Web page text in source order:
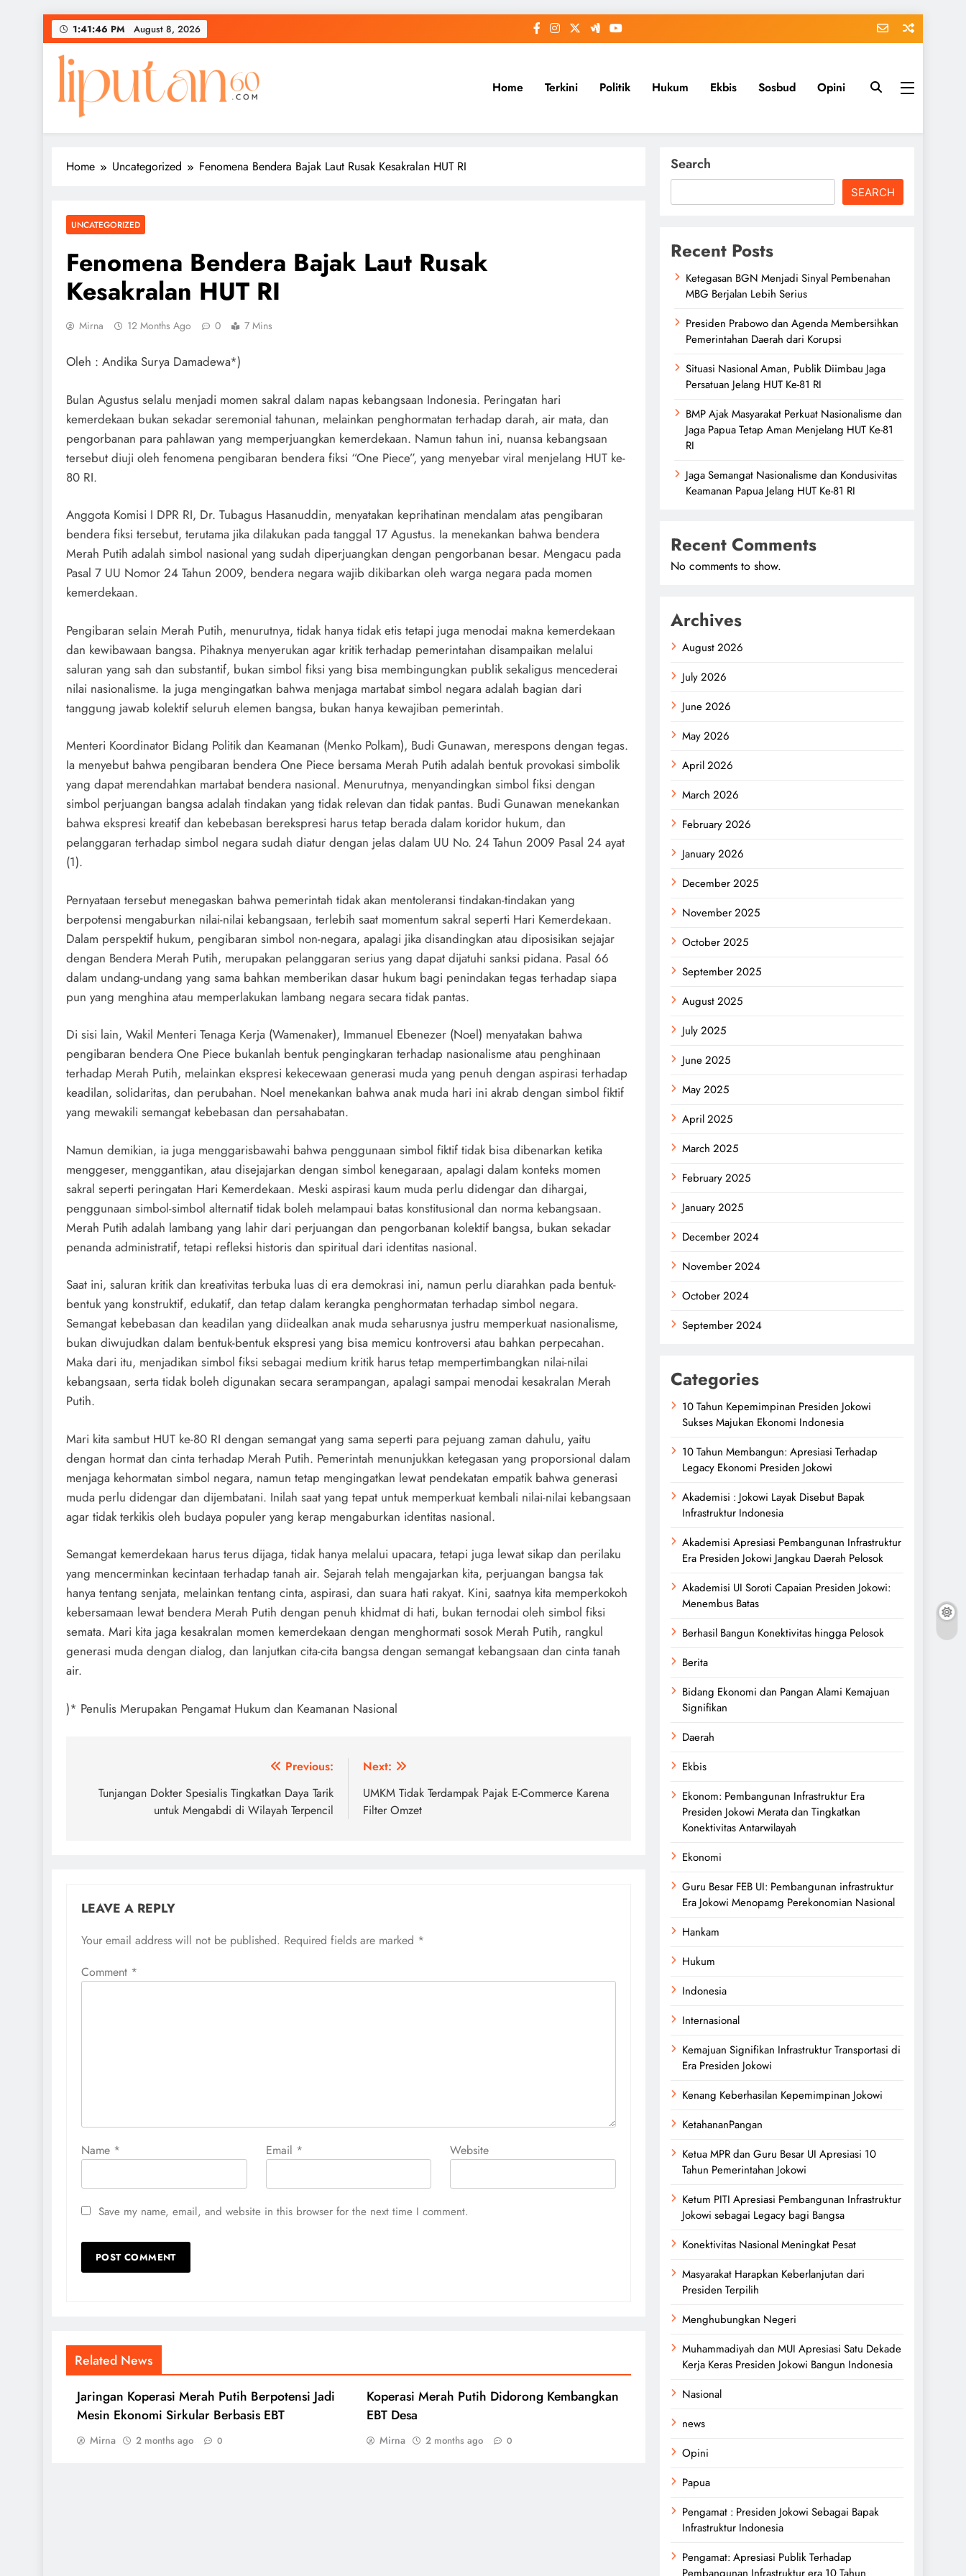
Skip
to
content
1:41:47 PM August 8, 2026
Home Terkini Politik Hukum Ekbis Sosbud Opini
Home Uncategorized Fenomena Bendera Bajak Laut Rusak Kesakralan HUT RI
UNCATEGORIZED
Fenomena Bendera Bajak Laut Rusak
Kesakralan HUT RI
Mirna 12 Months Ago 0 7 Mins
Oleh : Andika Surya Damadewa*)
Bulan Agustus selalu menjadi momen sakral dalam napas kebangsaan Indonesia. Peringatan hari
kemerdekaan bukan sekadar seremonial tahunan, melainkan penghormatan terhadap darah, air mata, dan
pengorbanan para pahlawan yang memperjuangkan kemerdekaan. Namun tahun ini, nuansa kebangsaan
tersebut diuji oleh fenomena pengibaran bendera fiksi “One Piece”, yang menyebar viral menjelang HUT ke-
80 RI.
Anggota Komisi I DPR RI, Dr. Tubagus Hasanuddin, menyatakan keprihatinan mendalam atas pengibaran
bendera fiksi tersebut, terutama jika dilakukan pada tanggal 17 Agustus. Ia menekankan bahwa bendera
Merah Putih adalah simbol nasional yang sudah diperjuangkan dengan pengorbanan besar. Mengacu pada
Pasal 7 UU Nomor 24 Tahun 2009, bendera negara wajib dikibarkan oleh warga negara pada momen
kemerdekaan.
Pengibaran selain Merah Putih, menurutnya, tidak hanya tidak etis tetapi juga menodai makna kemerdekaan
dan kewibawaan bangsa. Pihaknya menyerukan agar kritik terhadap pemerintahan disampaikan melalui
saluran yang sah dan substantif, bukan simbol fiksi yang bisa membingungkan publik sekaligus mencederai
nilai nasionalisme. Ia juga mengingatkan bahwa menjaga martabat simbol negara adalah bagian dari
tanggung jawab kolektif seluruh elemen bangsa, bukan hanya kewajiban pemerintah.
Menteri Koordinator Bidang Politik dan Keamanan (Menko Polkam), Budi Gunawan, merespons dengan tegas.
Ia menyebut bahwa pengibaran bendera One Piece bersama Merah Putih adalah bentuk provokasi simbolik
yang dapat merendahkan martabat bendera nasional. Menurutnya, menyandingkan simbol fiksi dengan
simbol perjuangan bangsa adalah tindakan yang tidak relevan dan tidak pantas. Budi Gunawan menekankan
bahwa ekspresi kreatif dan kebebasan berekspresi harus tetap berada dalam koridor hukum, dan
pelanggaran terhadap simbol negara sudah diatur dengan jelas dalam UU No. 24 Tahun 2009 Pasal 24 ayat
(1).
Pernyataan tersebut menegaskan bahwa pemerintah tidak akan mentoleransi tindakan-tindakan yang
berpotensi mengaburkan nilai-nilai kebangsaan, terlebih saat momentum sakral seperti Hari Kemerdekaan.
Dalam perspektif hukum, pengibaran simbol non-negara, apalagi jika disandingkan atau diposisikan sejajar
dengan Bendera Merah Putih, merupakan pelanggaran serius yang dapat dijatuhi sanksi pidana. Pasal 66
dalam undang-undang yang sama bahkan memberikan dasar hukum bagi penindakan tegas terhadap siapa
pun yang menghina atau memperlakukan lambang negara secara tidak pantas.
Di sisi lain, Wakil Menteri Tenaga Kerja (Wamenaker), Immanuel Ebenezer (Noel) menyatakan bahwa
pengibaran bendera One Piece bukanlah bentuk pengingkaran terhadap nasionalisme atau penghinaan
terhadap Merah Putih, melainkan ekspresi kekecewaan generasi muda yang penuh dengan aspirasi terhadap
keadilan, solidaritas, dan perubahan. Noel menekankan bahwa anak muda hari ini akrab dengan simbol fiktif
yang mewakili semangat kebebasan dan persahabatan.
Namun demikian, ia juga menggarisbawahi bahwa penggunaan simbol fiktif tidak bisa dibenarkan ketika
menggeser, menggantikan, atau disejajarkan dengan simbol kenegaraan, apalagi dalam konteks momen
sakral seperti peringatan Hari Kemerdekaan. Meski aspirasi kaum muda perlu didengar dan dihargai,
penggunaan simbol-simbol alternatif tidak boleh melampaui batas konstitusional dan norma kebangsaan.
Merah Putih adalah lambang yang lahir dari perjuangan dan pengorbanan kolektif bangsa, bukan sekadar
penanda administratif, tetapi refleksi historis dan spiritual dari identitas nasional.
Saat ini, saluran kritik dan kreativitas terbuka luas di era demokrasi ini, namun perlu diarahkan pada bentuk-
bentuk yang konstruktif, edukatif, dan tetap dalam kerangka penghormatan terhadap simbol negara.
Semangat kebebasan dan keadilan yang diidealkan anak muda seharusnya justru memperkuat nasionalisme,
bukan diwujudkan dalam bentuk-bentuk ekspresi yang bisa memicu kontroversi atau bahkan perpecahan.
Maka dari itu, menjadikan simbol fiksi sebagai medium kritik harus tetap mempertimbangkan nilai-nilai
kebangsaan, serta tidak boleh digunakan secara serampangan, apalagi sampai menodai kesakralan Merah
Putih.
Mari kita sambut HUT ke-80 RI dengan semangat yang sama seperti para pejuang zaman dahulu, yaitu
dengan hormat dan cinta terhadap Merah Putih. Pemerintah menunjukkan ketegasan yang proporsional dalam
menjaga kehormatan simbol negara, namun tetap mengingatkan lewat pendekatan empatik bahwa generasi
muda perlu didengar dan dijembatani. Inilah saat yang tepat untuk memperkuat kembali nilai-nilai kebangsaan
agar tidak terkikis oleh budaya populer yang kerap mengaburkan identitas nasional.
Semangat kemerdekaan harus terus dijaga, tidak hanya melalui upacara, tetapi juga lewat sikap dan perilaku
yang mencerminkan kecintaan terhadap tanah air. Sejarah telah mengajarkan kita, perjuangan bangsa tak
hanya tentang senjata, melainkan tentang cinta, aspirasi, dan suara hati rakyat. Kini, saatnya kita memperkokoh
kebersamaan lewat bendera Merah Putih dengan penuh khidmat di hati, bukan ternodai oleh simbol fiksi
semata. Mari kita jaga kesakralan momen kemerdekaan dengan menghormati sosok Merah Putih, rangkul
generasi muda dengan dialog, dan lanjutkan cita-cita bangsa dengan semangat kebangsaan dan cinta tanah
air.
)* Penulis Merupakan Pengamat Hukum dan Keamanan Nasional
navigation
Previous:
Tunjangan Dokter Spesialis Tingkatkan Daya Tarik
untuk Mengabdi di Wilayah Terpencil
Next:
UMKM Tidak Terdampak Pajak E-Commerce Karena
Filter Omzet
LEAVE A REPLY
Your email address will not be published. Required fields are marked *
Comment *
Name * Email * Website
Save my name, email, and website in this browser for the next time I comment.
Related News
Jaringan Koperasi Merah Putih Berpotensi Jadi
Mesin Ekonomi Sirkular Berbasis EBT
Mirna 2 months ago 0
Koperasi Merah Putih Didorong Kembangkan
EBT Desa
Mirna 2 months ago 0
Search
SEARCH
Recent Posts
Ketegasan BGN Menjadi Sinyal Pembenahan
MBG Berjalan Lebih Serius
Presiden Prabowo dan Agenda Membersihkan
Pemerintahan Daerah dari Korupsi
Situasi Nasional Aman, Publik Diimbau Jaga
Persatuan Jelang HUT Ke-81 RI
BMP Ajak Masyarakat Perkuat Nasionalisme dan
Jaga Papua Tetap Aman Menjelang HUT Ke-81
RI
Jaga Semangat Nasionalisme dan Kondusivitas
Keamanan Papua Jelang HUT Ke-81 RI
Recent Comments
No comments to show.
Archives
August 2026
July 2026
June 2026
May 2026
April 2026
March 2026
February 2026
January 2026
December 2025
November 2025
October 2025
September 2025
August 2025
July 2025
June 2025
May 2025
April 2025
March 2025
February 2025
January 2025
December 2024
November 2024
October 2024
September 2024
Categories
10 Tahun Kepemimpinan Presiden Jokowi
Sukses Majukan Ekonomi Indonesia
10 Tahun Membangun: Apresiasi Terhadap
Legacy Ekonomi Presiden Jokowi
Akademisi : Jokowi Layak Disebut Bapak
Infrastruktur Indonesia
Akademisi Apresiasi Pembangunan Infrastruktur
Era Presiden Jokowi Jangkau Daerah Pelosok
Akademisi UI Soroti Capaian Presiden Jokowi:
Menembus Batas
Berhasil Bangun Konektivitas hingga Pelosok
Berita
Bidang Ekonomi dan Pangan Alami Kemajuan
Signifikan
Daerah
Ekbis
Ekonom: Pembangunan Infrastruktur Era
Presiden Jokowi Merata dan Tingkatkan
Konektivitas Antarwilayah
Ekonomi
Guru Besar FEB UI: Pembangunan infrastruktur
Era Jokowi Menopamg Perekonomian Nasional
Hankam
Hukum
Indonesia
Internasional
Kemajuan Signifikan Infrastruktur Transportasi di
Era Presiden Jokowi
Kenang Keberhasilan Kepemimpinan Jokowi
KetahananPangan
Ketua MPR dan Guru Besar UI Apresiasi 10
Tahun Pemerintahan Jokowi
Ketum PITI Apresiasi Pembangunan Infrastruktur
Jokowi sebagai Legacy bagi Bangsa
Konektivitas Nasional Meningkat Pesat
Masyarakat Harapkan Keberlanjutan dari
Presiden Terpilih
Menghubungkan Negeri
Muhammadiyah dan MUI Apresiasi Satu Dekade
Kerja Keras Presiden Jokowi Bangun Indonesia
Nasional
news
Opini
Papua
Pengamat : Presiden Jokowi Sebagai Bapak
Infrastruktur Indonesia
Pengamat: Apresiasi Publik Terhadap